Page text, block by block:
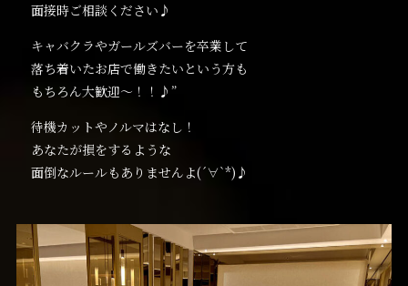
面接時ご相談ください♪
キャバクラやガールズバーを卒業して
落ち着いたお店で働きたいという方も
もちろん大歓迎～！！♪”
待機カットやノルマはなし！
あなたが損をするような
面倒なルールもありませんよ(´∀`*)♪